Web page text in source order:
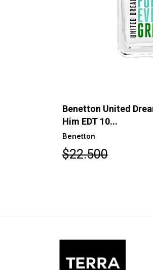
Benetton United
Him EDT 10...
Benetton
$22.500